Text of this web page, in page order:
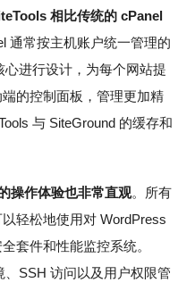
相比传统的 cPanel
通常按主机账户统一管理的
心进行设计，为每个网站提
的控制面板，管理更加精
与 SiteGround 的缓存和
操作体验也非常直观。所有
轻松地使用对 WordPress
套件和性能监控系统。
、SSH 访问以及用户权限管